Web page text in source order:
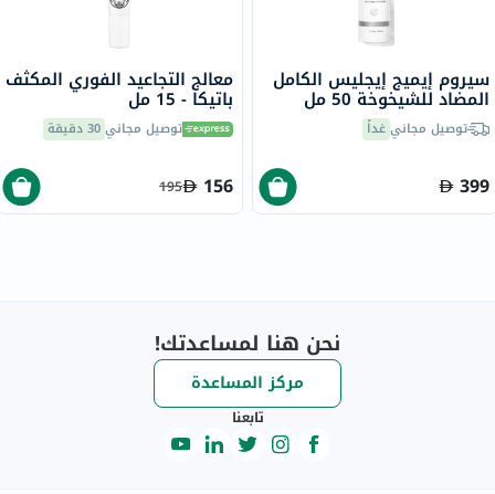
سيروم إيميج إيجليس الكامل
المضاد للشيخوخة 50 مل
توصيل مجانيغداً
399
معالج التجاعيد الفوري المكثف
باتيكا - 15 مل
توصيل مجاني30 دقيقة
156
195
نحن هنا لمساعدتك!
مركز المساعدة
تابعنا